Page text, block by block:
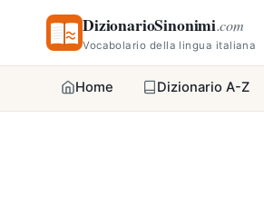
DizionarioSinonimi.com
Vocabolario della lingua italiana
Home Dizionario A-Z